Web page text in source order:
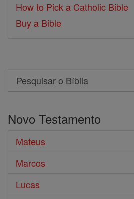
How to Pick a Catholic Bible
Buy a Bible
Search
Pesquisar
Bíblia
Novo Testamento
Mateus
Marcos
Lucas